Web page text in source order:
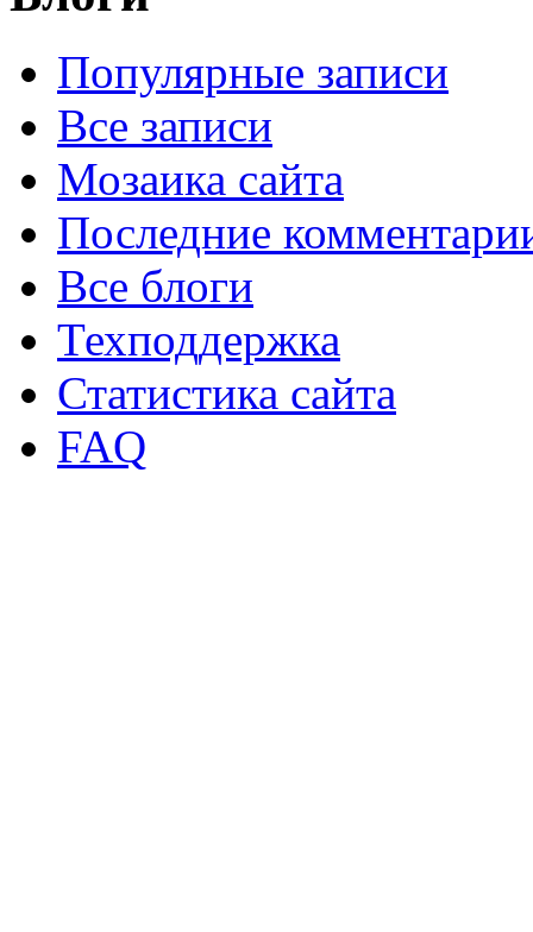
Популярные записи
Все записи
Мозаика сайта
Последние
Все блоги
Техподдержка
Статистика сайта
FAQ